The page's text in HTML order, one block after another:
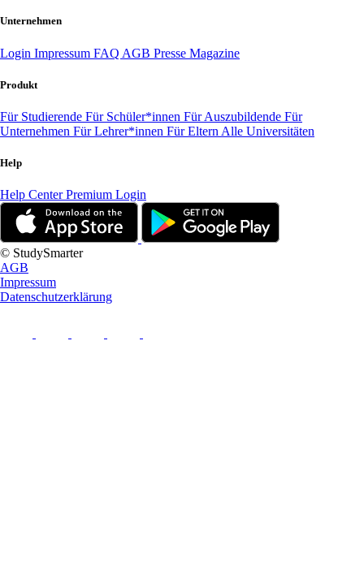
Unternehmen
Login Impressum FAQ AGB Presse Magazine
Produkt
Für Studierende Für Schüler*innen Für Auszubildende Für
Unternehmen Für Lehrer*innen Für Eltern Alle Universitäten
Help
Help CenterPremium Login
© StudySmarter
AGB
Impressum
Datenschutzerklärung